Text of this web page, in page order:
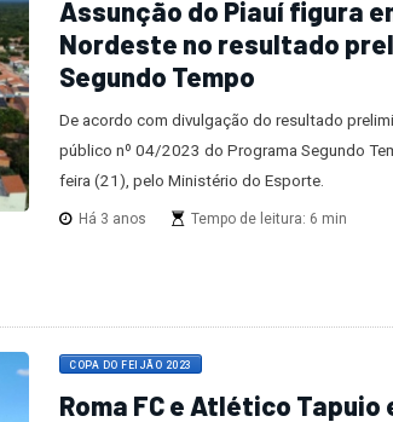
Assunção do Piauí figura
Nordeste no resultado
Segundo Tempo
De acordo com divulgação do resultado
público nº 04/2023 do Programa Segundo
feira (21), pelo Ministério do Esporte.
Há 3 anos Tempo de leitura: 6 min
COPA DO FEIJÃO 2023
Roma FC e Atlético Tapuio